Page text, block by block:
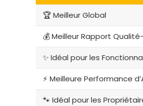
🏆 Meilleur Global
💰 Meilleur Rapport
✨ Idéal pour les
⚡ Meilleure Performance
🐾 Idéal pour les